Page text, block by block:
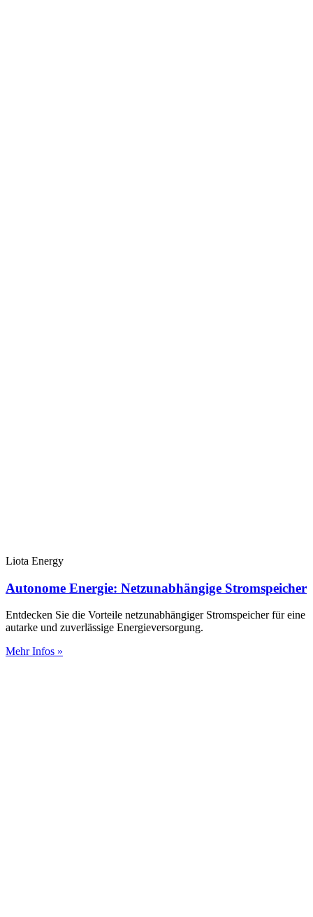
Liota Energy
Autonome Energie: Netzunabhängige Stromspeicher
Entdecken Sie die Vorteile netzunabhängiger Stromspeicher für eine
autarke und zuverlässige Energieversorgung.
Mehr Infos »